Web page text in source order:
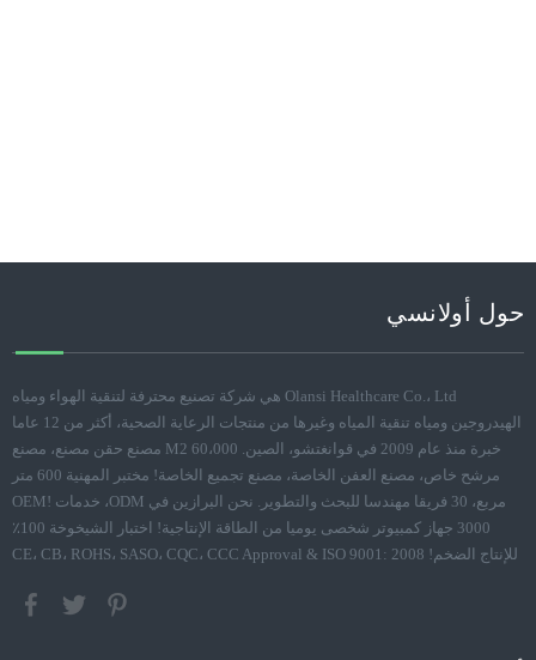
حول أولانسي
Olansi Healthcare Co.، Ltd هي شركة تصنيع محترفة لتنقية الهواء ومياه
الهيدروجين ومياه تنقية المياه وغيرها من منتجات الرعاية الصحية، أكثر من 12 عاما
خبرة منذ عام 2009 في قوانغتشو، الصين. 60،000 M2 مصنع حقن مصنع، مصنع
مرشح خاص، مصنع العفن الخاصة، مصنع تجميع الخاصة! مختبر المهنية 600 متر
مربع، 30 فريقا مهندسا للبحث والتطوير. نحن البرازين في ODM، خدمات OEM!
3000 جهاز كمبيوتر شخصى يوميا من الطاقة الإنتاجية! اختبار الشيخوخة 100٪
للإنتاج الضخم! CE، CB، ROHS، SASO، CQC، CCC Approval & ISO 9001: 2008